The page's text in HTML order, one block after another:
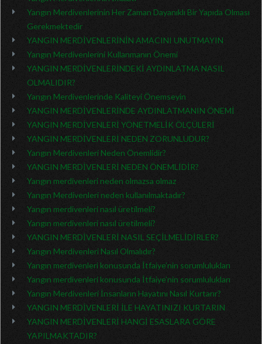
Yangın Merdivenlerinin Her Zaman Dayanıklı Bir Yapıda Olması
Gerekmektedir
YANGIN MERDİVENLERİNİN AMACINI UNUTMAYIN
Yangın Merdivenlerini Kullanmanın Önemi
YANGIN MERDİVENLERİNDEKİ AYDINLATMA NASIL
OLMALIDIR?
Yangın Merdivenlerinde Kaliteyi Önemseyin
YANGIN MERDİVENLERİNDE AYDINLATMANIN ÖNEMİ
YANGIN MERDİVENLERİ YÖNETMELİK ÖLÇÜLERİ
YANGIN MERDİVENLERİ NEDEN ZORUNLUDUR?
Yangın Merdivenleri Neden Önemlidir?
YANGIN MERDİVENLERİ NEDEN ÖNEMLİDİR?
Yangın merdivenleri neden olmazsa olmaz
Yangın Merdivenleri neden kullanılmaktadır?
Yangın merdivenleri nasıl üretilmeli?
Yangın merdivenleri nasıl üretilmeli?
YANGIN MERDİVENLERİ NASIL SEÇİLMELİDİRLER?
Yangın Merdivenleri Nasıl Olmalıdır?
Yangın merdivenleri konusunda İtfaiye’nin sorumlulukları
Yangın merdivenleri konusunda İtfaiye’nin sorumlulukları
Yangın Merdivenleri İnsanların Hayatını Nasıl Kurtarır?
YANGIN MERDİVENLERİ İLE HAYATINIZI KURTARIN
YANGIN MERDİVENLERİ HANGİ ESASLARA GÖRE
YAPILMAKTADIR?